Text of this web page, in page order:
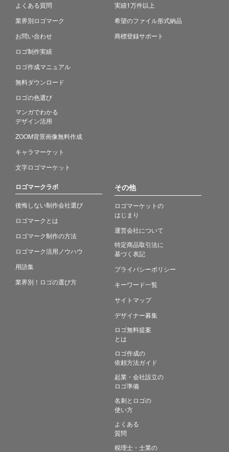
よくある質問
業界別ロゴマーク
お問い合わせ
ロゴ制作実績
ロゴ作成マニュアル
無料ダウンロード
ロゴの色選び
マンガでわかる
デザイン活用
ZOOM背景画像無料作成
キャラマーケット
文字ロゴマーケット
実績1万件以上
希望のファイル形式納品
商標登録サポート
ロゴマークラボ
後悔しない制作会社選び
ロゴマークとは
ロゴマーク制作の方法
ロゴマーク活用ノウハウ
用語集
業界別！ロゴの選び方
その他
ロゴマーケットの
はじまり
運営会社について
特定商品取引法に
基づく表記
プライバシーポリシー
キーワード一覧
サイトマップ
デザイナー募集
ロゴ無料提案
とは
ロゴ作成の
依頼方法ガイド
起業・会社設立の
ロゴ準備
名刺とロゴの
使い方
よくある
質問
税理士・士業の